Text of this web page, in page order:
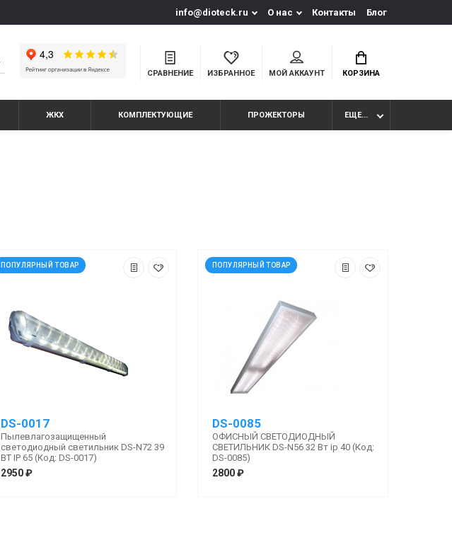
info@dioteck.ru О нас Контакты Блог
СРАВНЕНИЕ ИЗБРАННОЕ МОЙ АККАУНТ КОРЗИНА
ЖКХ КОМПЛЕКТУЮЩИЕ ПРОЖЕКТОРЫ ЕЩЕ...
ПОПУЛЯРНЫЙ ТОВАР
DS-0017
Пылевлагозащищенный
светодиодный светильник DS-N72 39
ВТ IP 65 (Код: DS-0017)
2950 ₽
ПОПУЛЯРНЫЙ ТОВАР
DS-0085
ОФИСНЫЙ СВЕТОДИОДНЫЙ
СВЕТИЛЬНИК DS-N56 32 Вт ip 40 (Код:
DS-0085)
2800 ₽